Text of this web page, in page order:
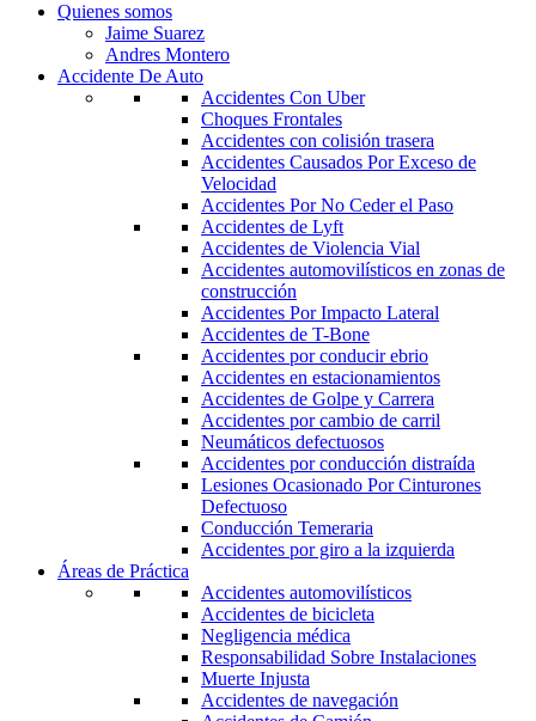
Quienes somos
Jaime Suarez
Andres Montero
Accidente De Auto
Accidentes Con Uber
Choques Frontales
Accidentes con colisión trasera
Accidentes Causados Por Exceso de
Velocidad
Accidentes Por No Ceder el Paso
Accidentes de Lyft
Accidentes de Violencia Vial
Accidentes automovilísticos en zonas de
construcción
Accidentes Por Impacto Lateral
Accidentes de T-Bone
Accidentes por conducir ebrio
Accidentes en estacionamientos
Accidentes de Golpe y Carrera
Accidentes por cambio de carril
Neumáticos defectuosos
Accidentes por conducción distraída
Lesiones Ocasionado Por Cinturones
Defectuoso
Conducción Temeraria
Accidentes por giro a la izquierda
Áreas de Práctica
Accidentes automovilísticos
Accidentes de bicicleta
Negligencia médica
Responsabilidad Sobre Instalaciones
Muerte Injusta
Accidentes de navegación